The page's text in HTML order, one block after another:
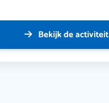
Bekijk de activiteit